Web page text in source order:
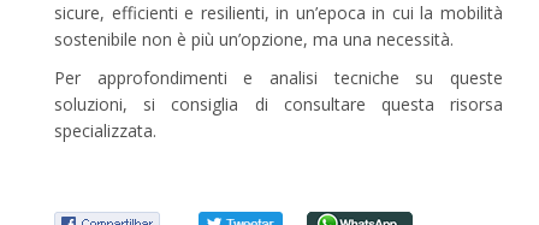
sicure, efficienti e resilienti, in un’epoca in cui la mobilità
sostenibile non è più un’opzione, ma una necessità.
Per approfondimenti e analisi tecniche su queste
soluzioni, si consiglia di consultare questa risorsa
specializzata.